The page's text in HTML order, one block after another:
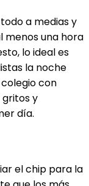
a medias y
menos una hora
lo ideal es
la noche
con
y
día.
el chip para la